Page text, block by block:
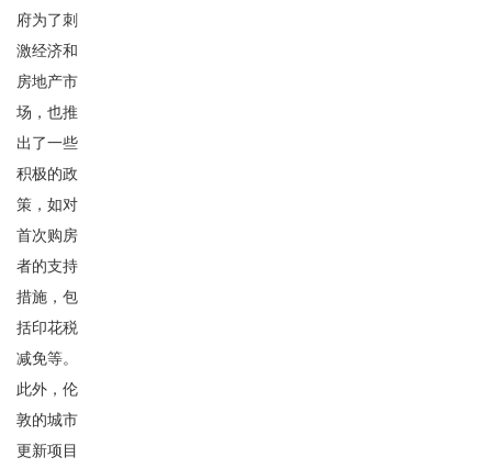
府为了刺
激经济和
房地产市
场，也推
出了一些
积极的政
策，如对
首次购房
者的支持
措施，包
括印花税
减免等。
此外，伦
敦的城市
更新项目